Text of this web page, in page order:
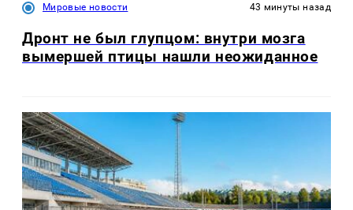
Мировые новости 43 минуты назад
Дронт не был глупцом: внутри мозга
вымершей птицы нашли неожиданное